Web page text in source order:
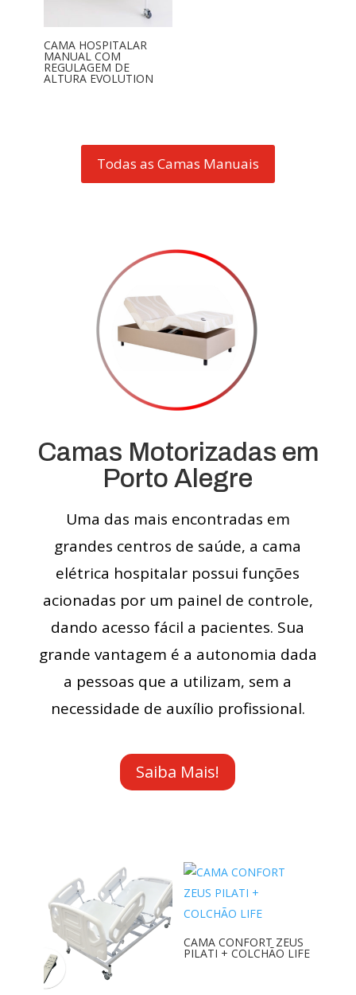
CAMA HOSPITALAR
MANUAL COM
REGULAGEM DE
ALTURA EVOLUTION
Todas as Camas Manuais
Camas Motorizadas em
Porto Alegre
Uma das mais encontradas em
grandes centros de saúde, a cama
elétrica hospitalar possui funções
acionadas por um painel de controle,
dando acesso fácil a pacientes. Sua
grande vantagem é a autonomia dada
a pessoas que a utilizam, sem a
necessidade de auxílio profissional.
Saiba Mais!
CAMA CONFORT ZEUS
PILATI + COLCHÃO LIFE